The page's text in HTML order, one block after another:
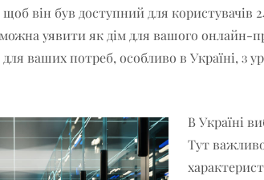
щоб він був доступний для користувачів
уявити як дім для вашого онлайн-
ваших потреб, особливо в Україні, з
В Україні
Тут